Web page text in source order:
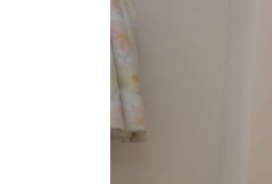
グループ施設・
関係先リンク